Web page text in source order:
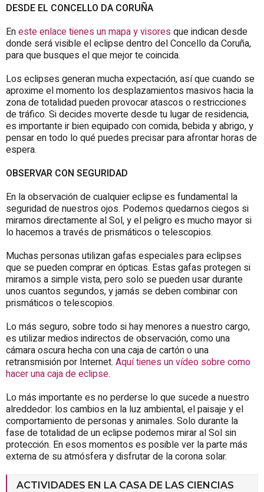
DESDE EL CONCELLO DA CORUÑA
Eneste enlace tienes un mapa y visores que indican desde
donde será visible el eclipse dentro delConcello da Coruña,
para que busques el que mejor te coincida.
Los eclipses generan mucha expectación, así que cuando se
aproxime el momento los desplazamientos masivos hacia la
zona de totalidad pueden provocar atascos o restricciones
de tráfico. Si decides moverte desde tu lugar de residencia,
es importante ir bien equipado con comida, bebida y abrigo, y
pensar en todo lo qué puedes precisar para afrontar horas de
espera.
OBSERVAR CON SEGURIDAD
En la observación de cualquier eclipse es fundamental la
seguridad de nuestros ojos. Podemos quedarnos ciegos si
miramos directamente al Sol, y el peligro es mucho mayor si
lo hacemos a través de prismáticos o telescopios.
Muchas personas utilizan gafas especiales para eclipses
que se pueden comprar en ópticas. Estas gafas protegen si
miramos a simple vista, pero solo se pueden usar durante
unos cuantos segundos, y jamás se deben combinar con
prismáticos o telescopios.
Lo más seguro, sobre todo si hay menores a nuestro cargo,
es utilizar medios indirectos de observación, como una
cámara oscura hecha con una caja de cartón o una
retransmisión por Internet. Aquí tienes un vídeo sobre como
hacer una caja de eclipse.
Lo más importante es no perderse lo que sucede a nuestro
alreddedor: los cambios en la luz ambiental, el paisaje y el
comportamiento de personas y animales. Solo durante la
fase de totalidad de un eclipse podemos mirar al Sol sin
protección. En esos momentos es posible ver la parte más
externa de su atmósfera y disfrutar de la corona solar.
ACTIVIDADES EN LA CASA DE LAS CIENCIAS